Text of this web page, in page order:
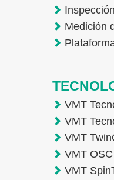
Medición
VMT
VMT
VMT
VMT OSC
VMT